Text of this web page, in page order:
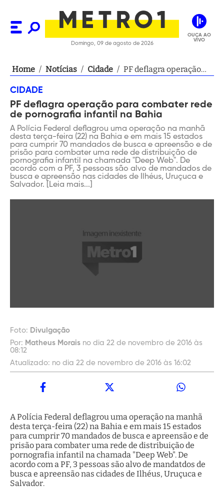
Domingo, 09 de agosto de 2026
OUÇA AO
VIVO
Home / Notícias / Cidade / PF deflagra operação
Bahia
CIDADE
PF deflagra operação para combater rede
de pornografia infantil na Bahia
A Polícia Federal deflagrou uma operação na manhã
desta terça-feira (22) na Bahia e em mais 15 estados
para cumprir 70 mandados de busca e apreensão e de
prisão para combater uma rede de distribuição de
pornografia infantil na chamada "Deep Web". De
acordo com a PF, 3 pessoas são alvo de mandados de
busca e apreensão nas cidades de Ilhéus, Uruçuca e
Salvador. [Leia mais...]
Foto: Divulgação
Por: Matheus Morais no dia 22 de novembro de 2016 às
08:12
Atualizado: no dia 22 de novembro de 2016 às 16:02
A Polícia Federal deflagrou uma operação na manhã
desta terça-feira (22) na Bahia e em mais 15 estados
para cumprir 70 mandados de busca e apreensão e de
prisão para combater uma rede de distribuição de
pornografia infantil na chamada "Deep Web". De
acordo com a PF, 3 pessoas são alvo de mandatdos de
busca e apreensão nas cidades de Ilhéus, Uruçuca e
Salvador.